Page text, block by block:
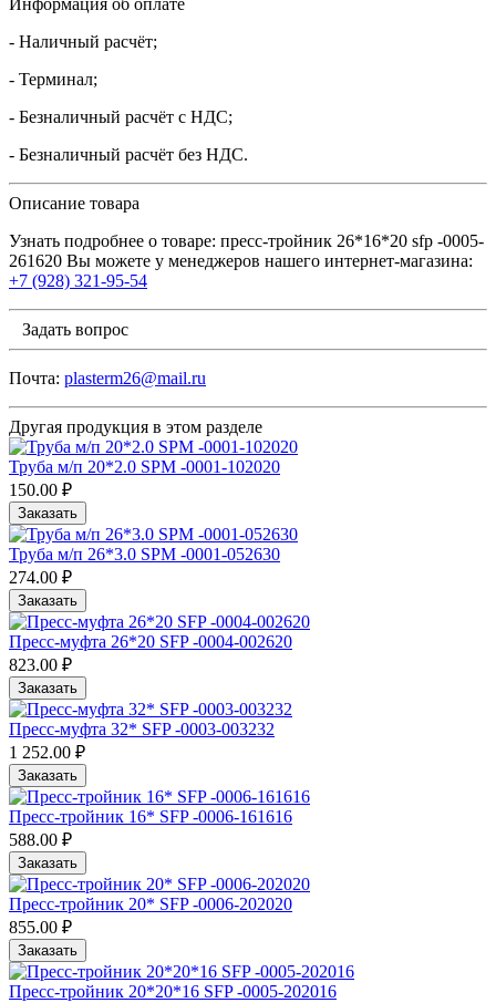
- Наличный расчёт;
- Терминал;
- Безналичный расчёт с НДС;
- Безналичный расчёт без НДС.
Описание товара
Узнать подробнее о товаре: пресс-тройник 26*16*20 sfp -0005-
261620 Вы можете у менеджеров нашего интернет-магазина:
+7 (928) 321-95-54
Задать вопрос
Почта: plasterm26@mail.ru
Другая продукция в этом разделе
Труба м/п 20*2.0 SPМ -0001-102020
150.00 ₽
Заказать
Труба м/п 26*3.0 SPМ -0001-052630
274.00 ₽
Заказать
Пресс-муфта 26*20 SFP -0004-002620
823.00 ₽
Заказать
Пресс-муфта 32* SFP -0003-003232
1 252.00 ₽
Заказать
Пресс-тройник 16* SFP -0006-161616
588.00 ₽
Заказать
Пресс-тройник 20* SFP -0006-202020
855.00 ₽
Заказать
Пресс-тройник 20*20*16 SFP -0005-202016